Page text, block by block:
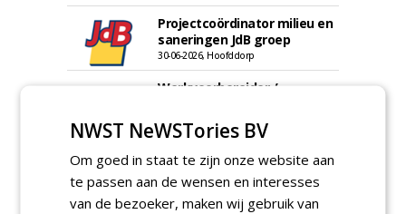
Projectcoördinator milieu en
saneringen JdB groep
30-06-2026, Hoofddorp
Werkvoorbereider /
Wallaard
30-06-2026, Noordeloos
European Tree Worker bij
Wallaard
NWST NeWSTories BV
Om goed in staat te zijn onze website aan
te passen aan de wensen en interesses
van de bezoeker, maken wij gebruik van